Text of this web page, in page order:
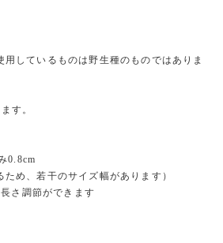
しているものは野生種のものではありま
す。
0.8cm
め、若干のサイズ幅があります）
さ調節ができます